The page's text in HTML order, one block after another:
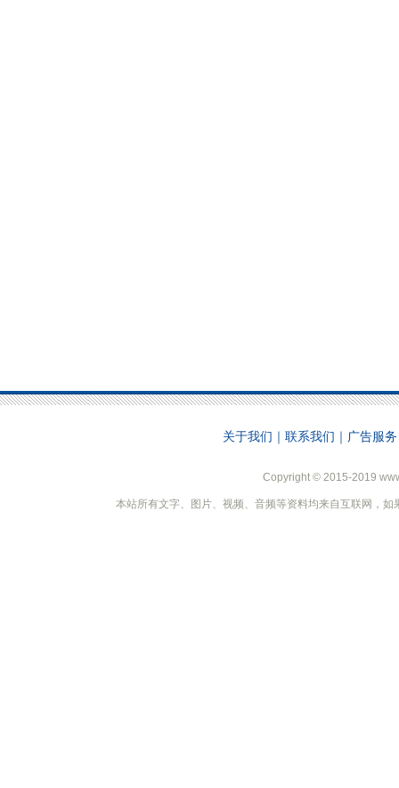
关于我们 ｜ 联系我们 ｜ 广告服务
Copyright © 2015-2019
本站所有文字、图片、视频、音频等资料均来自互联网，